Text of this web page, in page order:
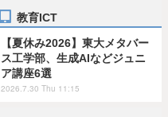
教育ICT
【夏休み2026】東大メタバー
ス工学部、生成AIなどジュニ
ア講座6選
2026.7.30 Thu 11:15